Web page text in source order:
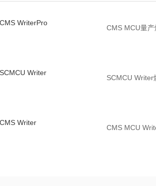
CMS WriterPro
CMS MCU量
SCMCU Writer
SCMCU Writer
CMS Writer
CMS MCU